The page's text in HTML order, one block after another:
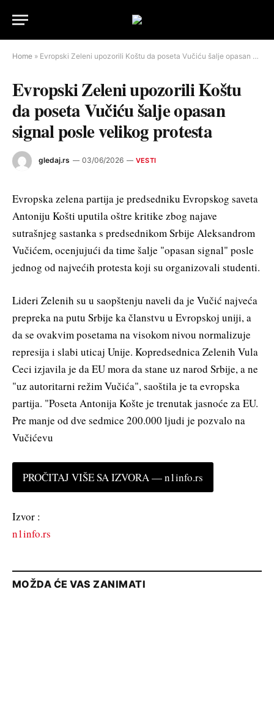
Home » Evropski Zeleni upozorili Koštu da poseta Vučiću šalje opasan signal posle velikog protesta
Evropski Zeleni upozorili Koštu
da poseta Vučiću šalje opasan
signal posle velikog protesta
gledaj.rs 03/06/2026 VESTI
Evropska zelena partija je predsedniku Evropskog saveta
Antoniju Košti uputila oštre kritike zbog najave
sutrašnjeg sastanka s predsednikom Srbije Aleksandrom
Vučićem, ocenjujući da time šalje "opasan signal" posle
jednog od najvećih protesta koji su organizovali studenti.
Lideri Zelenih su u saopštenju naveli da je Vučić najveća
prepreka na putu Srbije ka članstvu u Evropskoj uniji, a
da se ovakvim posetama na visokom nivou normalizuje
represija i slabi uticaj Unije. Kopredsednica Zelenih Vula
Ceci izjavila je da EU mora da stane uz narod Srbije, a ne
"uz autoritarni režim Vučića", saoštila je ta evropska
partija. "Poseta Antonija Košte je trenutak jasnoće za EU.
Pre manje od dve sedmice 200.000 ljudi je pozvalo na
Vučićevu
PROČITAJ VIŠE SA IZVORA — n1info.rs
Izvor :
n1info.rs
MOŽDA ĆE VAS ZANIMATI